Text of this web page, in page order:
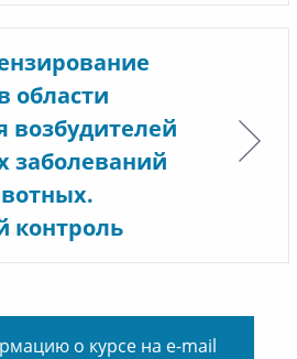
области
возбудителей
заболеваний
контроль
о курсе на e-mail